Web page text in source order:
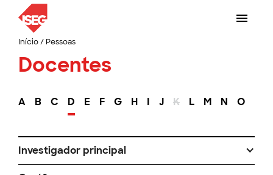
Início/ Pessoas
Docentes
A B C D E F G H I J K L M N O
Investigador principal